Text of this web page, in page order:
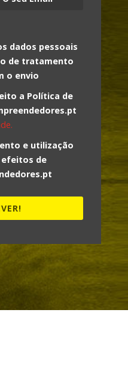
dados pessoais
de tratamento
o envio
a Política de
e utilização
efeitos de